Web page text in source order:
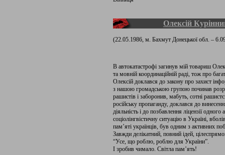
Олексій
(22.05.1986, м. Бахмут Донецької обл. –
В автокатастрофі загинув мій товариш
та мовній координаційній раді, тож про
Олексій доклався до закону про захист
з нашою громадською групою починав
рашистів і заборонив, мабуть, сотні
російську пропаганду, доклався до
діяльність і до позбавлення ліцензії
соціолінгвістичну ситуацію в Україні,
пам’яті українців, був одним з активних
Завжди делікатний, повний ідей,
“Усе, що роблю, роблю для України”.
І зробив чимало. Світла пам’ять!